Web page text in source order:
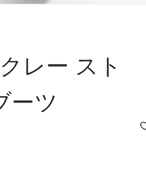
レー スト
ーツ